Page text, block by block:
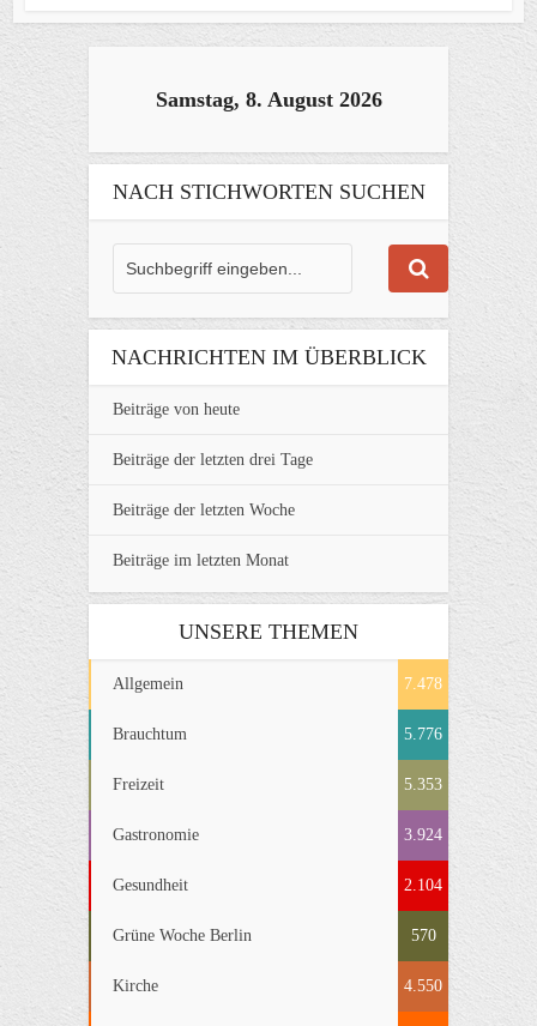
Samstag, 8. August 2026
NACH STICHWORTEN SUCHEN
NACHRICHTEN IM ÜBERBLICK
Beiträge von heute
Beiträge der letzten drei Tage
Beiträge der letzten Woche
Beiträge im letzten Monat
UNSERE THEMEN
Allgemein 7.478
Brauchtum 5.776
Freizeit 5.353
Gastronomie 3.924
Gesundheit 2.104
Grüne Woche Berlin 570
Kirche 4.550